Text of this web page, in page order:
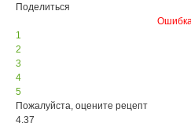
Поделиться
1
2
3
4
5
Пожалуйста, оцените рецепт
4.37